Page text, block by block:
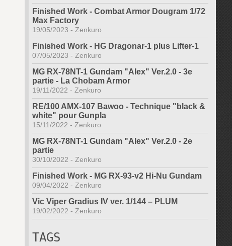
Finished Work - Combat Armor Dougram 1/72
Max Factory
19/05/2023 - Zenkuro
Finished Work - HG Dragonar-1 plus Lifter-1
07/05/2023 - Zenkuro
MG RX-78NT-1 Gundam "Alex" Ver.2.0 - 3e
partie - La Chobam Armor
19/11/2022 - Zenkuro
RE/100 AMX-107 Bawoo - Technique "black &
white" pour Gunpla
15/11/2022 - Zenkuro
MG RX-78NT-1 Gundam "Alex" Ver.2.0 - 2e
partie
30/10/2022 - Zenkuro
Finished Work - MG RX-93-v2 Hi-Nu Gundam
09/04/2022 - Zenkuro
Vic Viper Gradius IV ver. 1/144 – PLUM
19/02/2022 - Zenkuro
TAGS